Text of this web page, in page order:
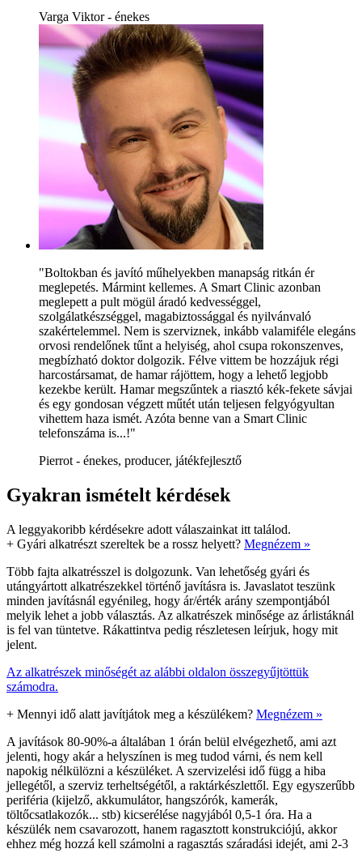
Varga Viktor - énekes
"Boltokban és javító műhelyekben manapság ritkán ér
meglepetés. Mármint kellemes. A Smart Clinic azonban
meglepett a pult mögül áradó kedvességgel,
szolgálatkészséggel, magabiztossággal és nyilvánvaló
szakértelemmel. Nem is szerviznek, inkább valamiféle elegáns
orvosi rendelőnek tűnt a helyiség, ahol csupa rokonszenves,
megbízható doktor dolgozik. Félve vittem be hozzájuk régi
harcostársamat, de hamar rájöttem, hogy a lehető legjobb
kezekbe került. Hamar megszűntek a riasztó kék-fekete sávjai
és egy gondosan végzett műtét után teljesen felgyógyultan
vihettem haza ismét. Azóta benne van a Smart Clinic
telefonszáma is...!"
Pierrot - énekes, producer, játékfejlesztő
Gyakran ismételt kérdések
A leggyakoribb kérdésekre adott válaszainkat itt találod.
+ Gyári alkatrészt szereltek be a rossz helyett? Megnézem »
Több fajta alkatrésszel is dolgozunk. Van lehetőség gyári és
utángyártott alkatrészekkel történő javításra is. Javaslatot teszünk
minden javításnál egyénileg, hogy ár/érték arány szempontjából
melyik lehet a jobb választás. Az alkatrészek minősége az árlistáknál
is fel van tüntetve. Rákattintva pedig részletesen leírjuk, hogy mit
jelent.
Az alkatrészek minőségét az alábbi oldalon összegyűjtöttük
számodra.
+ Mennyi idő alatt javítjátok meg a készülékem? Megnézem »
A javítások 80-90%-a általában 1 órán belül elvégezhető, ami azt
jelenti, hogy akár a helyszínen is meg tudod várni, és nem kell
napokig nélkülözni a készüléket. A szervizelési idő függ a hiba
jellegétől, a szerviz terheltségétől, a raktárkészlettől. Egy egyszerűbb
periféria (kijelző, akkumulátor, hangszórók, kamerák,
töltőcsatlakozók... stb) kicserélése nagyjából 0,5-1 óra. Ha a
készülék nem csavarozott, hanem ragasztott konstrukciójú, akkor
ehhez még hozzá kell számolni a ragasztás száradási idejét, ami 2-3